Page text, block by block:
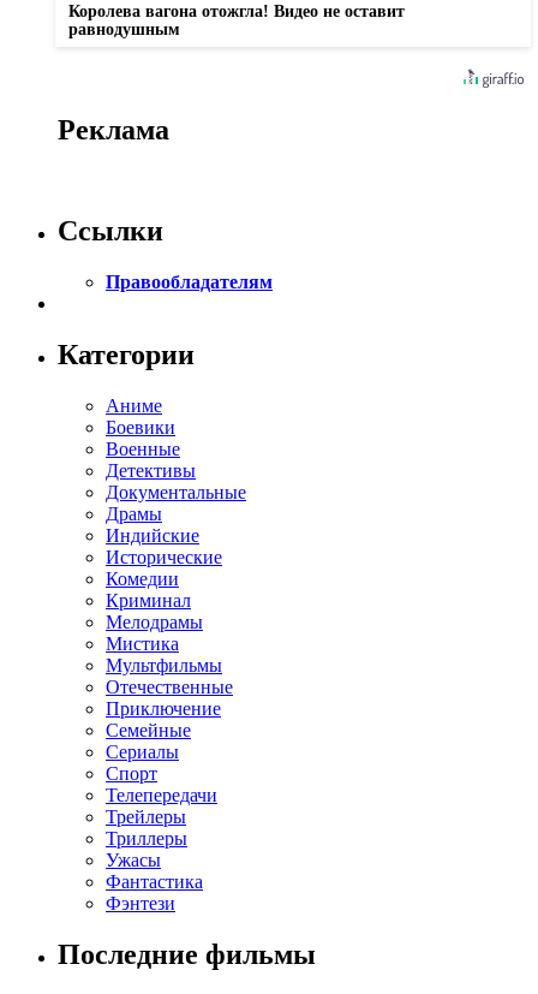
Королева вагона отожгла! Видео не оставит
равнодушным
Реклама
Ссылки
Правообладателям
Категории
Аниме
Боевики
Военные
Детективы
Документальные
Драмы
Индийские
Исторические
Комедии
Криминал
Мелодрамы
Мистика
Мультфильмы
Отечественные
Приключение
Семейные
Сериалы
Спорт
Телепередачи
Трейлеры
Триллеры
Ужасы
Фантастика
Фэнтези
Последние фильмы